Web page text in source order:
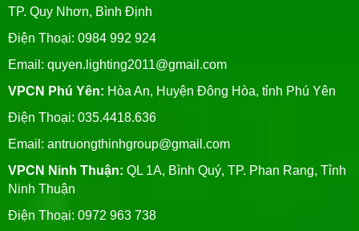
TP. Quy Nhơn, Bình Định
Điện Thoại: 0984 992 924
Email: quyen.lighting2011@gmail.com
VPCN Phú Yên: Hòa An, Huyện Đông Hòa, tỉnh Phú Yên
Điện Thoại: 035.4418.636
Email: antruongthinhgroup@gmail.com
VPCN Ninh Thuận: QL 1A, Bình Quý, TP. Phan Rang, Tỉnh
Ninh Thuận
Điện Thoại: 0972 963 738